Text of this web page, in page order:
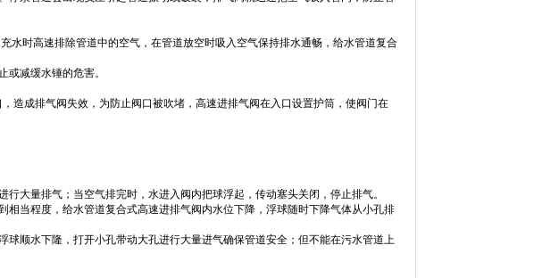
水时高速排除管道中的空气，在管道放空时吸入空气保持排水通畅，给水管道复合
或减缓水锤的危害。
造成排气阀失效，为防止阀口被吹堵，高速进排气阀在入口设置护筒，使阀门在
大量排气；当空气排完时，水进入阀内把球浮起，传动塞头关闭，停止排气。
当程度，给水管道复合式高速进排气阀内水位下降，浮球随时下降气体从小孔排
顺水下隆，打开小孔带动大孔进行大量进气确保管道安全；但不能在污水管道上